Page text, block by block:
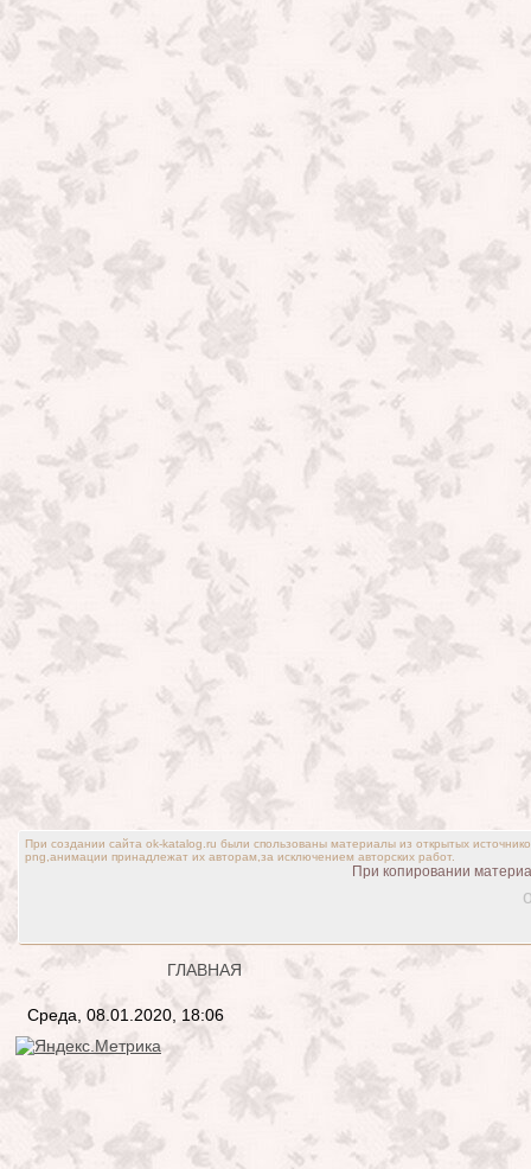
При создании сайта ok-katalog.ru были спользованы материалы из открытых
png,анимации принадлежат их авторам,за исключением авторских работ.
При копировании
ГЛАВНАЯ
Среда, 08.01.2020, 18:06